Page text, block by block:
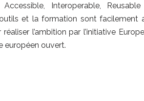
Accessible, Interoperable,
et la formation sont facilement
l’ambition par l’initiative
européen ouvert.